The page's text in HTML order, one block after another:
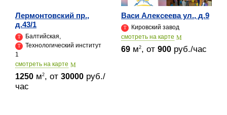
Лермонтовский пр.,
д.43/1
Балтийская,
Технологический институт
1
cмотреть на карте
1250 м2, от 30000 руб./
час
Васи Алексеева ул., д.9
Кировский завод
cмотреть на карте
69 м2, от 900 руб./час